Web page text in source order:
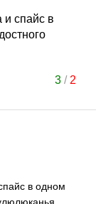
спайс в
3/ 2
в одном